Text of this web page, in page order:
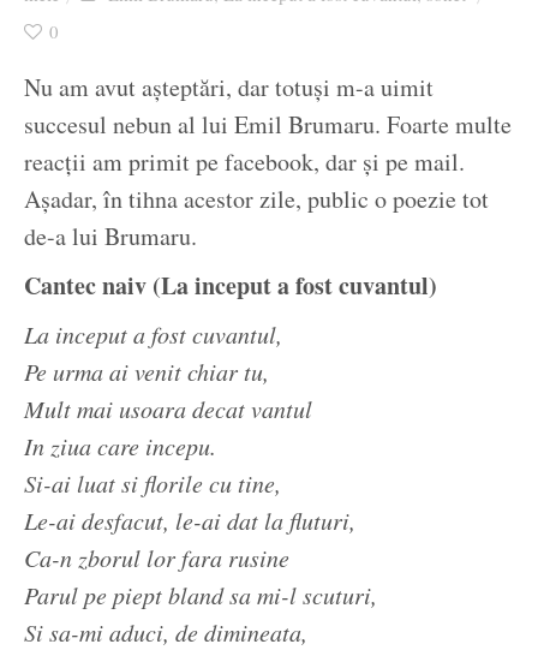
0
Nu am avut așteptări, dar totuși m-a uimit
succesul nebun al lui Emil Brumaru. Foarte multe
reacții am primit pe facebook, dar și pe mail.
Așadar, în tihna acestor zile, public o poezie tot
de-a lui Brumaru.
Cantec naiv (La inceput a fost cuvantul)
La inceput a fost cuvantul,
Pe urma ai venit chiar tu,
Mult mai usoara decat vantul
In ziua care incepu.
Si-ai luat si florile cu tine,
Le-ai desfacut, le-ai dat la fluturi,
Ca-n zborul lor fara rusine
Parul pe piept bland sa mi-l scuturi,
Si sa-mi aduci, de dimineata,